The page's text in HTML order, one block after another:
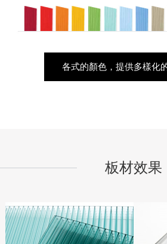
各式的顏色，提供多樣化
板材效果